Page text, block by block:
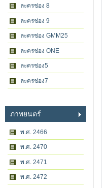
ละครช่อง 8
ละครช่อง 9
ละครช่อง GMM25
ละครช่อง ONE
ละครช่อง5
ละครช่อง7
ภาพยนตร์
พ.ศ. 2466
พ.ศ. 2470
พ.ศ. 2471
พ.ศ. 2472